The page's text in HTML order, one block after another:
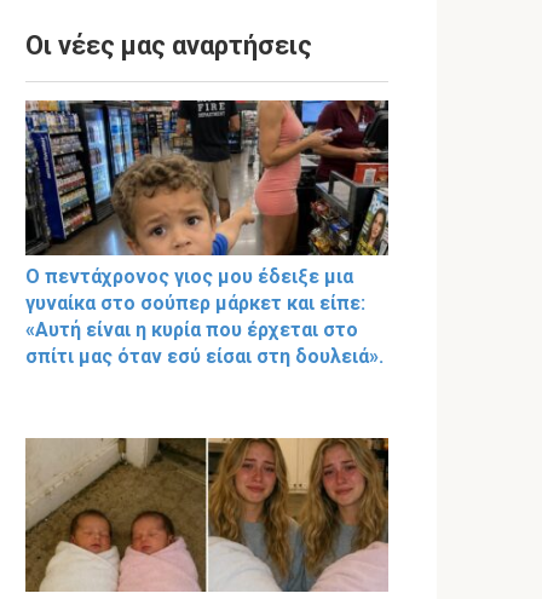
Οι νέες μας αναρτήσεις
Ο πεντάχρονος γιος μου έδειξε μια
γυναίκα στο σούπερ μάρκετ και είπε:
«Αυτή είναι η κυρία που έρχεται στο
σπίτι μας όταν εσύ είσαι στη δουλειά».